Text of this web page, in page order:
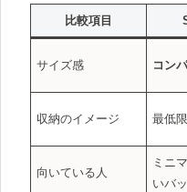
比較項目
サイズ感 コン
収納のイメージ 最低
向いている人
ミニ
いバ